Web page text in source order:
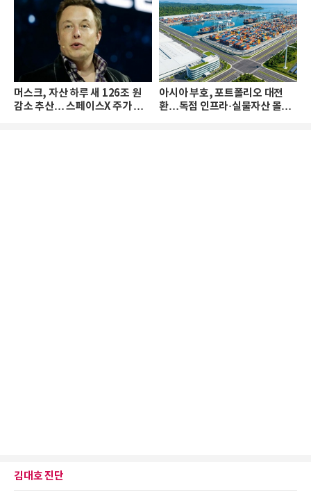
머스크, 자산 하루 새 126조 원
감소 추산… 스페이스X 주가 하
아시아 부호, 포트폴리오 대전
환…독점 인프라·실물자산 몰린
김대호 진단